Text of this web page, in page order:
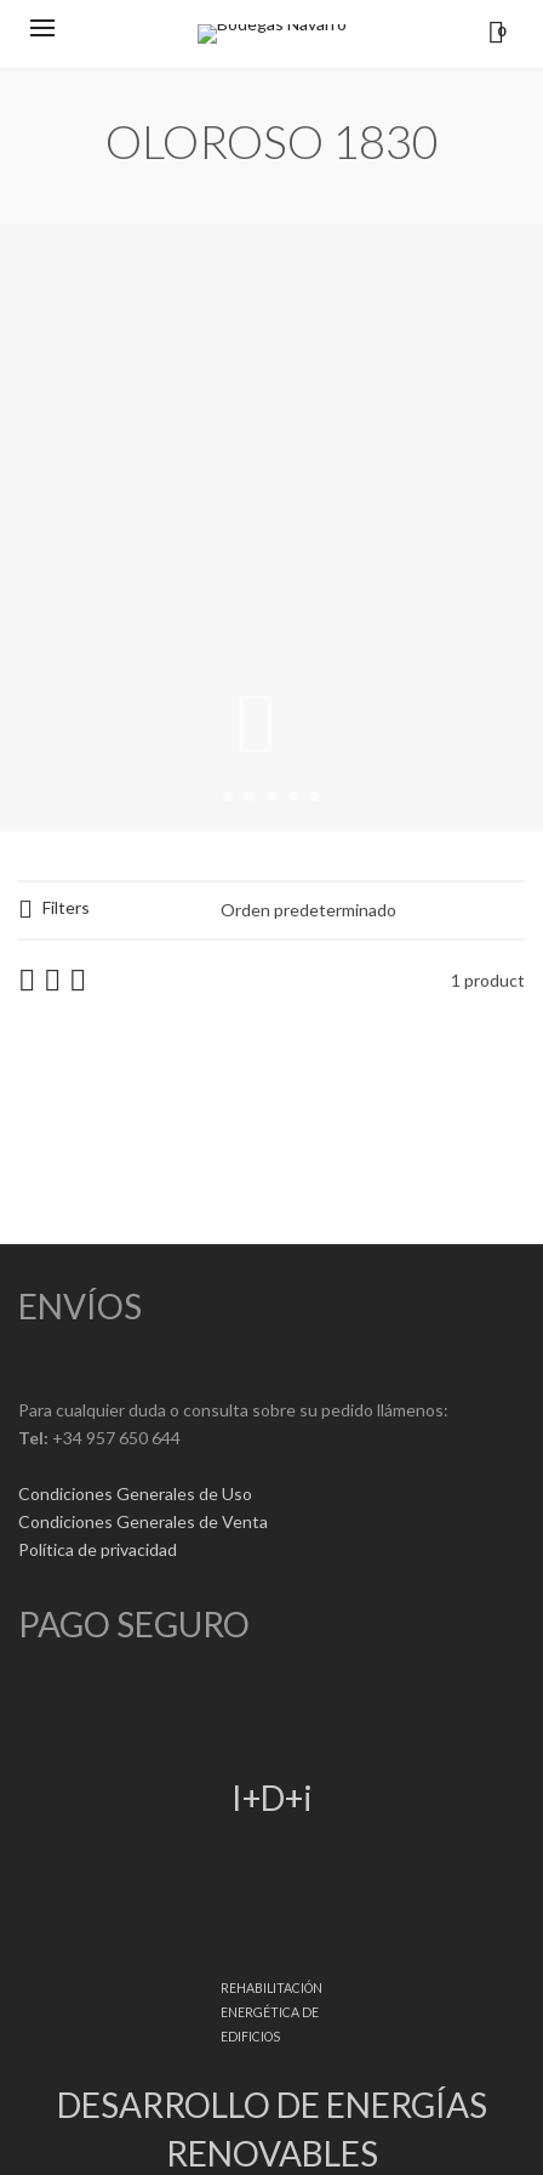
0
OLOROSO 1830
Filters
1 product
ENVÍOS
Para cualquier duda o consulta sobre su pedido llámenos:
Tel: +34 957 650 644
Condiciones Generales de Uso
Condiciones Generales de Venta
Política de privacidad
PAGO SEGURO
I+D+i
REHABILITACIÓN
ENERGÉTICA DE
EDIFICIOS
DESARROLLO DE ENERGÍAS
RENOVABLES